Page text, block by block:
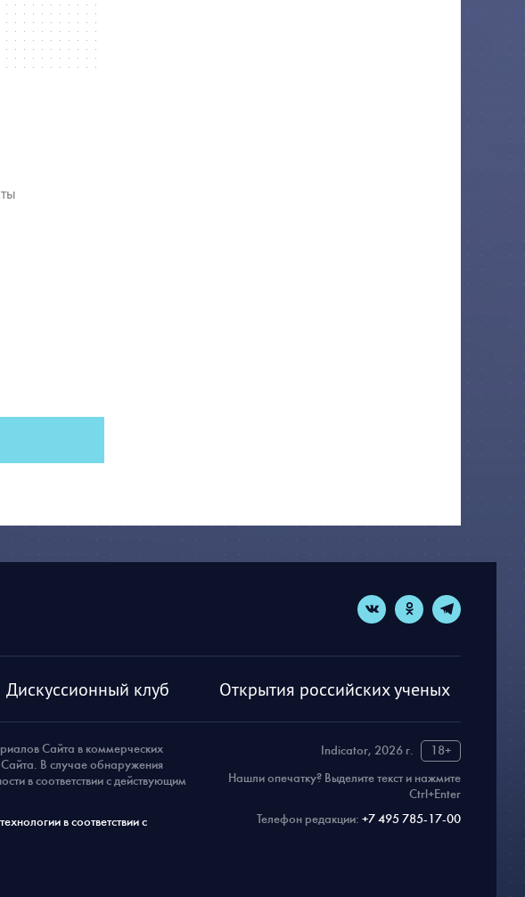
Дискуссионный клуб Открытия российских ученых
Indicator, 2026 г.
18+
Нашли опечатку? Выделите текст и нажмите
Ctrl+Enter
Телефон редакции: +7 495 785-17-00
Сайта в коммерческих
В случае обнаружения
в соответствии с действующим
в соответствии с